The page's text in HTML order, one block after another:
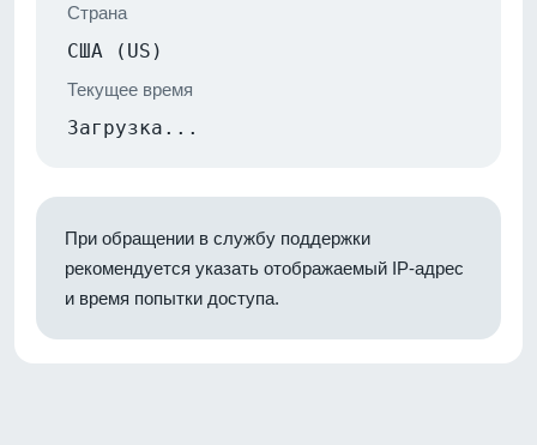
Страна
США (US)
Текущее время
Загрузка...
При обращении в службу поддержки
рекомендуется указать отображаемый IP-адрес
и время попытки доступа.